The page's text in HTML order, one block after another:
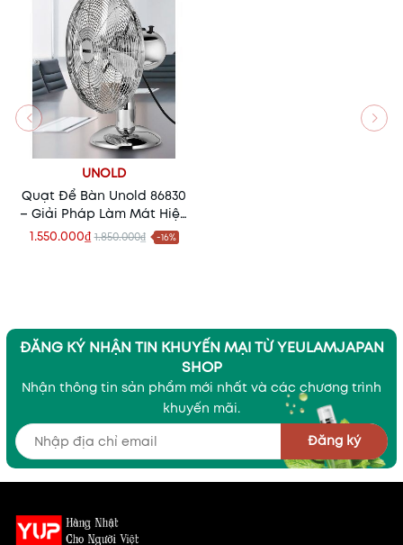
UNOLD
Quạt Để Bàn Unold 86830
– Giải Pháp Làm Mát Hiện
Đại, Nhỏ Gọn Cho Mọi
1.550.000₫ 1.850.000₫ -16%
ĐĂNG KÝ NHẬN TIN KHUYẾN MẠI TỪ YEULAMJAPAN
SHOP
Nhận thông tin sản phẩm mới nhất và các chương trình
khuyến mãi.
Đăng ký